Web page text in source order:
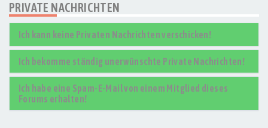
PRIVATE NACHRICHTEN
Ich kann keine Privaten Nachrichten verschicken!
Ich bekomme ständig unerwünschte Private Nachrichten!
Ich habe eine Spam-E-Mail von einem Mitglied dieses
Forums erhalten!